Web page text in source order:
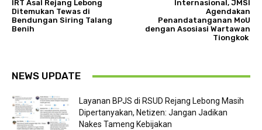
IRT Asal Rejang Lebong
Ditemukan Tewas di
Bendungan Siring Talang
Benih
Internasional, JMSI
Agendakan
Penandatanganan MoU
dengan Asosiasi Wartawan
Tiongkok
NEWS UPDATE
Layanan BPJS di RSUD Rejang Lebong Masih
Dipertanyakan, Netizen: Jangan Jadikan
Nakes Tameng Kebijakan